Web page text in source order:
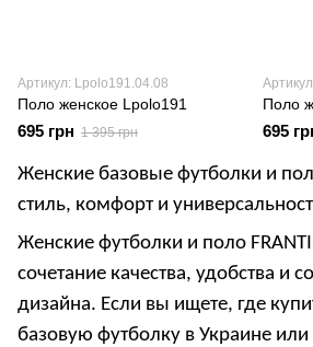
Артикул: Lpolo191.04.08
Поло женское Lpolo191
695 грн 1 395 грн
Поло
695
Женские базовые футболки и
стиль, комфорт и
Женские футболки и поло
сочетание качества, удобства и
дизайна. Если вы ищете, где
базовую футболку в Украине